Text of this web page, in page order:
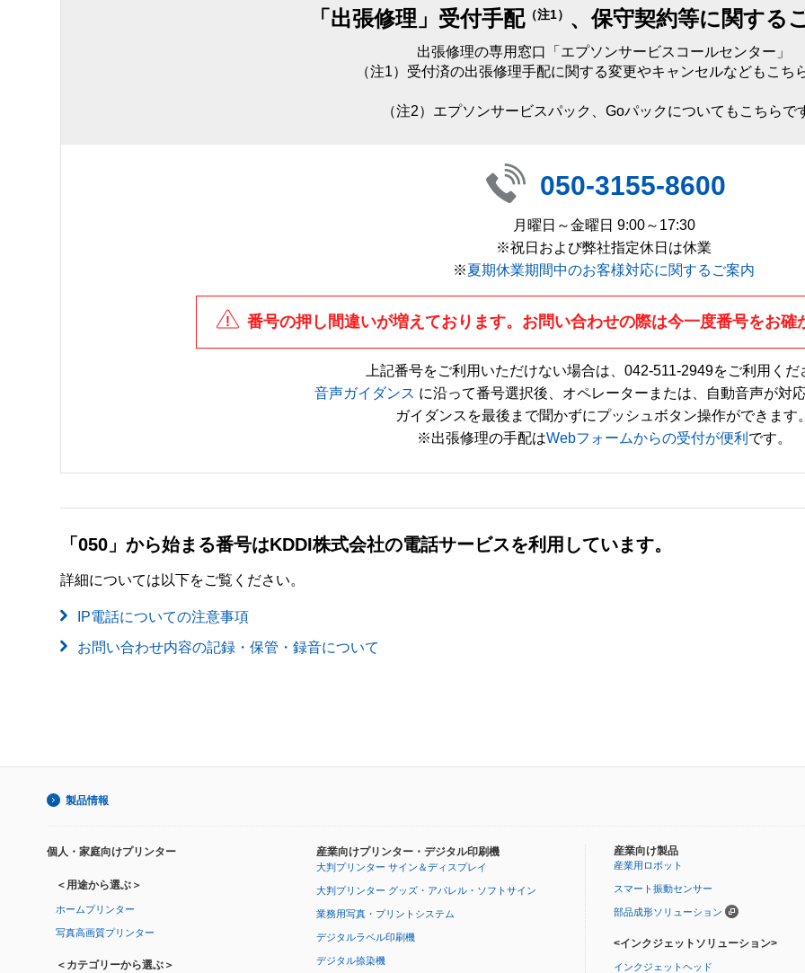
「出張修理」受付手配 （注1） 、保守契約等に関する
出張修理の専用窓口「エプソンサービスコールセンター」
（注1）受付済の出張修理手配に関する変更やキャンセルなどもこち
（注2）エプソンサービスパック、Goパックについてもこちらで
050-3155-8600
月曜日～金曜日 9:00～17:30
※祝日および弊社指定休日は休業
※夏期休業期間中のお客様対応に関するご案内
番号の押し間違いが増えております。お問い合わせの際は今一度番号をお確
上記番号をご利用いただけない場合は、 042-511-2949をご利用くだ
音声ガイダンス に沿って番号選択後、オペレーターまたは、自動音声が対
ガイダンスを最後まで聞かずにプッシュボタン操作ができます
※出張修理の手配はWebフォームからの受付が便利 です。
「050」から始まる番号はKDDI株式会社の電話サービスを利用しています。
詳細については以下をご覧ください。
IP電話についての注意事項
お問い合わせ内容の記録・保管・録音について
製品情報
個人・家庭向けプリンター
＜用途から選ぶ＞
ホームプリンター
写真高画質プリンター
＜カテゴリーから選ぶ＞
産業向けプリンター・デジタル印刷機
大判プリンター サイン＆ディスプレイ
大判プリンター グッズ・アパレル・ソフトサイン
業務用写真・プリントシステム
デジタルラベル印刷機
デジタル捺染機
産業向け製品
産業用ロボット
スマート振動センサー
部品成形ソリューション
<インクジェットソリューション>
インクジェットヘッド